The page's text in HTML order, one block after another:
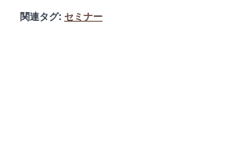
関連タグ: セミナー